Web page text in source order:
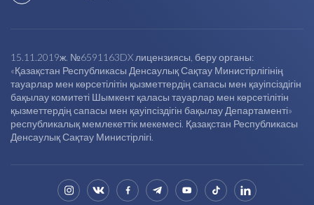
15.11.2019ж. №6591163DX лицензиясы, беру органы:
«Қазақстан Республикасы Денсаулық Сақтау Министірлігінің
тауарлар мен көрсетілітін қызметтердің сапасы мен қауіпсіздігін
бақылау комитеті Шымкент қаласы тауарлар мен көрсетілітін
қызметтердің сапасы мен қауіпсіздігін бақылау Департаменті»
республикалық мемлекеттік мекемесі. Қазақстан Республикасы
Денсаулық Сақтау Министірлігі.